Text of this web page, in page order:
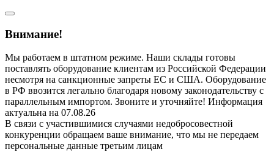
Внимание!
Мы работаем в штатном режиме. Наши склады готовы
поставлять оборудование клиентам из Российской Федерации
несмотря на санкционные запреты ЕС и США. Оборудование
в РФ ввозится легально благодаря новому законодательству с
параллельным импортом. Звоните и уточняйте! Информация
актуальна на 07.08.26
В связи с участившимися случаями недобросовестной
конкуренции обращаем ваше внимание, что мы не передаем
персональные данные третьим лицам